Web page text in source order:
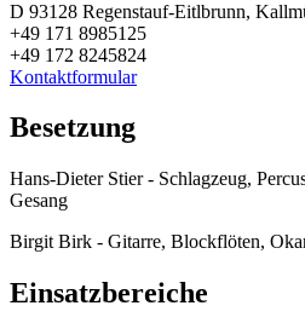
D 93128 Regenstauf-Eitlbrunn,
+49 171 8985125
+49 172 8245824
Kontaktformular
Besetzung
Hans-Dieter Stier - Schlagzeug,
Gesang
Birgit Birk - Gitarre, Blockflöten,
Einsatzbereiche